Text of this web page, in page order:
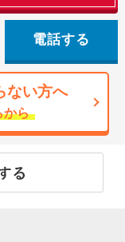
電話する
ない方へ
から